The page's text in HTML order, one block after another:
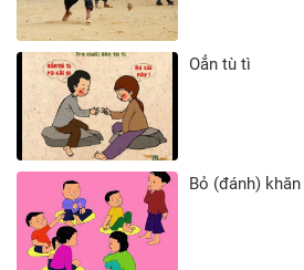
Oẳn tù tì
Bỏ (đánh) khăn